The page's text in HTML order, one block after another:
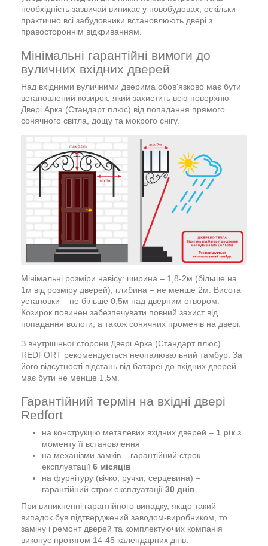
необхідність зазвичай виникає у новобудовах, оскільки
практично всі забудовники встановлюють двері з
правостороннім відкриванням.
Мінімальні гарантійні вимоги до
вуличних вхідних дверей
Над вхідними вуличними дверима обов'язково має бути
встановлений козирок, який захистить всю поверхню
Двері Арка (Стандарт плюс) від попадання прямого
сонячного світла, дощу та мокрого снігу.
Мінімальні розміри навісу: ширина – 1,8-2м (більше на
1м від розміру дверей), глибина – не менше 2м. Висота
установки – не більше 0,5м над дверним отвором.
Козирок повинен забезпечувати повний захист від
попадання вологи, а також сонячних променів на двері.
З внутрішньої сторони Двері Арка (Стандарт плюс)
REDFORT рекомендується неопалювальний тамбур. За
його відсутності відстань від батареї до вхідних дверей
має бути не менше 1,5м.
Гарантійний термін на вхідні двері
Redfort
на конструкцію металевих вхідних дверей – 1 рік з
моменту її встановлення
на механізми замків – гарантійний строк
експлуатації 6 місяців
на фурнітуру (вічко, ручки, серцевина) –
гарантійний строк експлуатації 30 днів
При виникненні гарантійного випадку, якщо такий
випадок був підтверджений заводом-виробником, то
заміну і ремонт дверей та комплектуючих компанія
виконує протягом 14-45 календарних днів.